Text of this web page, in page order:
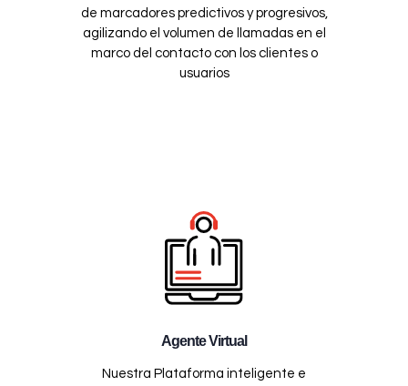
de marcadores predictivos y progresivos,
agilizando el volumen de llamadas en el
marco del contacto con los clientes o
usuarios
Agente Virtual
Nuestra Plataforma inteligente e